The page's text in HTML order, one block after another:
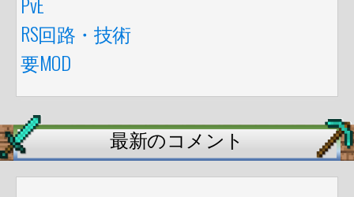
RS回路・技術
要MOD
最新のコメント